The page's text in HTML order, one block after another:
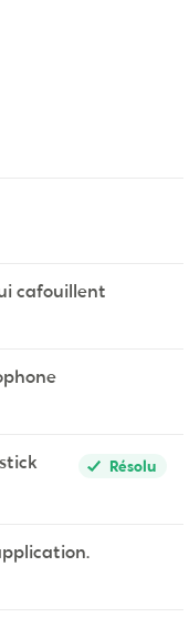
cafouillent
Résolu